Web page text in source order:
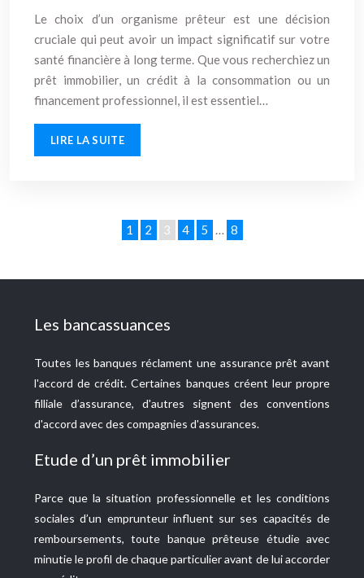
Le choix d’un organisme prêteur est une décision
cruciale qui peut avoir un impact significatif sur votre
santé financière à long terme. Que vous recherchiez un
prêt immobilier, un crédit à la consommation ou un
financement professionnel, il est essentiel…
LIRE LA SUITE
1 2 3 4 5 … 8
Les bancassuances
Toutes les banques réclament une assurance prêt avant
l'accord de crédit. Certaines banques créent leur propre
filliale d’assurance, d'autres signent des conventions
d'accord avec des compagnies d'assurances.
Etude d’un prêt immobilier
Parce que la situation professionnelle et les conditions
sociales d’un emprunteur influent sur ses capacités de
remboursements, toute banque prêteuse étudie avec
minutie le profil de chaque particulier avant de lui accorder